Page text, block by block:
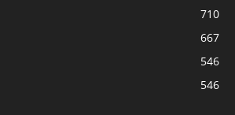
710
667
546
546